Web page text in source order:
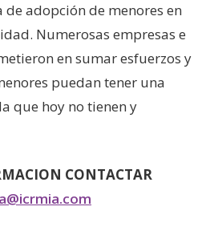
adopción de menores en
Numerosas empresas e
en sumar esfuerzos y
puedan tener una
que hoy no tienen y
CONTACTAR